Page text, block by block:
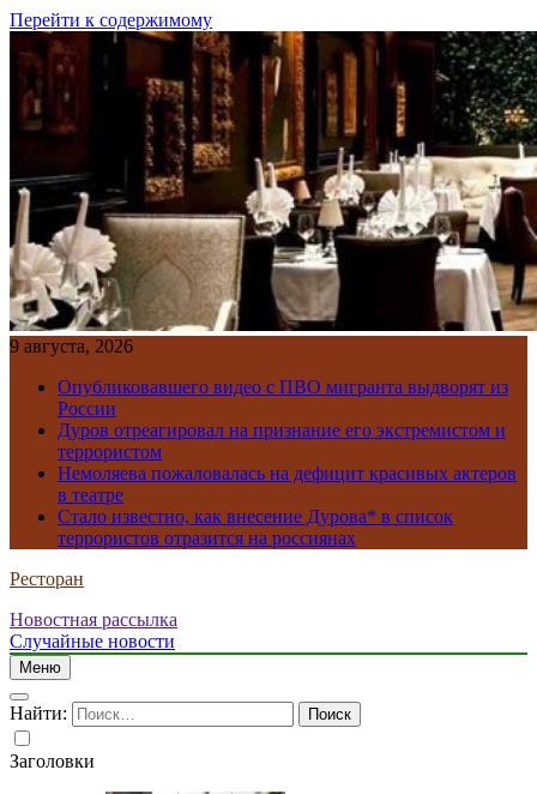
Перейти к содержимому
9 августа, 2026
Опубликовавшего видео с ПВО мигранта выдворят из
России
Дуров отреагировал на признание его экстремистом и
террористом
Немоляева пожаловалась на дефицит красивых актеров
в театре
Стало известно, как внесение Дурова* в список
террористов отразится на россиянах
Ресторан
Новостная рассылка
Случайные новости
Меню
Найти:
Заголовки